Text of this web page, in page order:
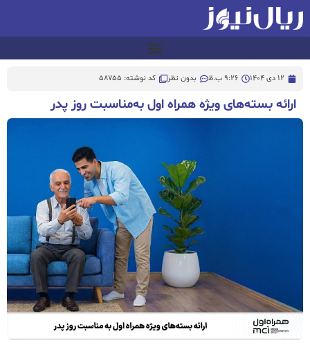
12 دی 1404 9:26 ب.ظ بدون نظر کد نوشته: 58755
ارائه بسته‌های ویژه همراه اول به‌مناسبت روز پدر